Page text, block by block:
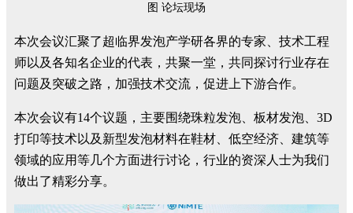
图 论坛现场
本次会议汇聚了超临界发泡产学研各界的专家、技术工程
师以及各知名企业的代表，共聚一堂，共同探讨行业存在
问题及突破之路，加强技术交流，促进上下游合作。
本次会议有14个议题，主要围绕珠粒发泡、板材发泡、 3D
打印等技术以及新型发泡材料在鞋材、低空经济、建筑等
领域的应用等几个方面进行讨论，行业的资深人士为我们
做出了精彩分享。